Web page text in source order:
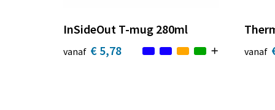
InSideOut T-mug 280ml
vanaf € 5,78 vanaf